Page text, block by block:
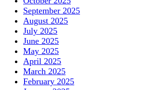
September 2025
August 2025
July 2025
June 2025
May 2025
April 2025
March 2025
February 2025